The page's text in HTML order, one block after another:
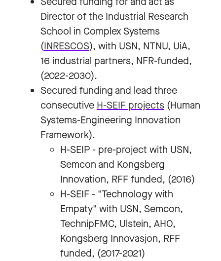
Director of the Industrial Research
School in Complex Systems
(INRESCOS), with USN, NTNU, UiA,
16 industrial partners, NFR-funded,
(2022-2030).
Secured funding and lead three
consecutive H-SEIF projects (Human
Systems-Engineering Innovation
Framework).
H-SEIP - pre-project with USN,
Semcon and Kongsberg
Innovation, RFF funded, (2016)
H-SEIF - "Technology with
Empaty" with USN, Semcon,
TechnipFMC, Ulstein, AHO,
Kongsberg Innovasjon, RFF
funded, (2017-2021)